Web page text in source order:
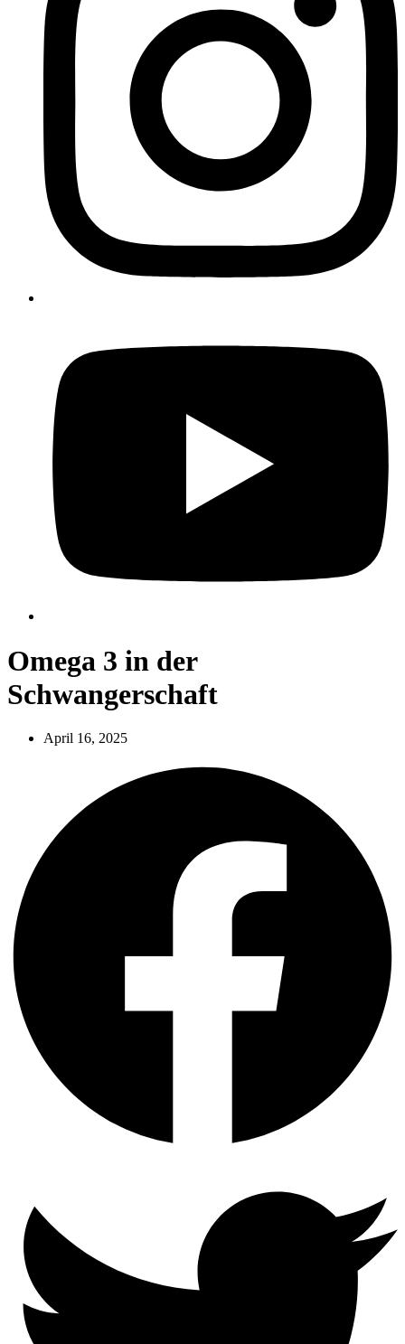
Omega 3 in der
Schwangerschaft
April 16, 2025